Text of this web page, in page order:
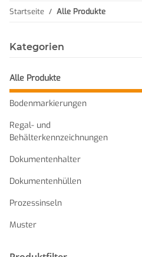
Startseite Alle Produkte
Kategorien
Alle Produkte
Bodenmarkierungen
Regal- und
Behälterkennzeichnungen
Dokumentenhalter
Dokumentenhüllen
Prozessinseln
Muster